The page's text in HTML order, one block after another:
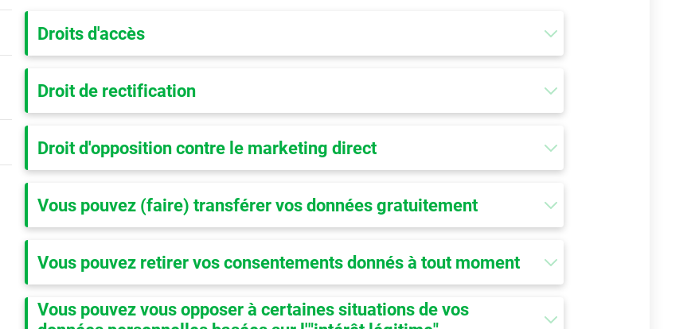
Droits d'accès
Droit de rectification
Droit d'opposition contre le marketing direct
Vous pouvez (faire) transférer vos données gratuitement
Vous pouvez retirer vos consentements donnés à tout moment
Vous pouvez vous opposer à certaines situations de vos